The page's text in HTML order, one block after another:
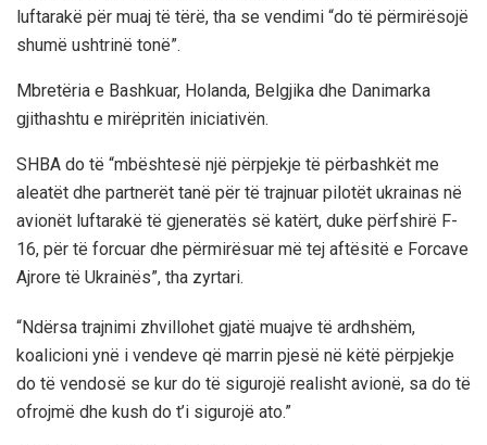
luftarakë për muaj të tërë, tha se vendimi “do të përmirësojë
shumë ushtrinë tonë”.
Mbretëria e Bashkuar, Holanda, Belgjika dhe Danimarka
gjithashtu e mirëpritën iniciativën.
SHBA do të “mbështesë një përpjekje të përbashkët me
aleatët dhe partnerët tanë për të trajnuar pilotët ukrainas në
avionët luftarakë të gjeneratës së katërt, duke përfshirë F-
16, për të forcuar dhe përmirësuar më tej aftësitë e Forcave
Ajrore të Ukrainës”, tha zyrtari.
“Ndërsa trajnimi zhvillohet gjatë muajve të ardhshëm,
koalicioni ynë i vendeve që marrin pjesë në këtë përpjekje
do të vendosë se kur do të sigurojë realisht avionë, sa do të
ofrojmë dhe kush do t’i sigurojë ato.”